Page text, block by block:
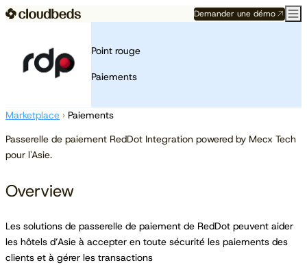
Demander une démo
Point rouge
Paiements
Marketplace › Paiements
Passerelle de paiement RedDot Integration powered by Mecx Tech
pour l'Asie.
Overview
Les solutions de passerelle de paiement de RedDot peuvent aider
les hôtels d’Asie à accepter en toute sécurité les paiements des
clients et à gérer les transactions